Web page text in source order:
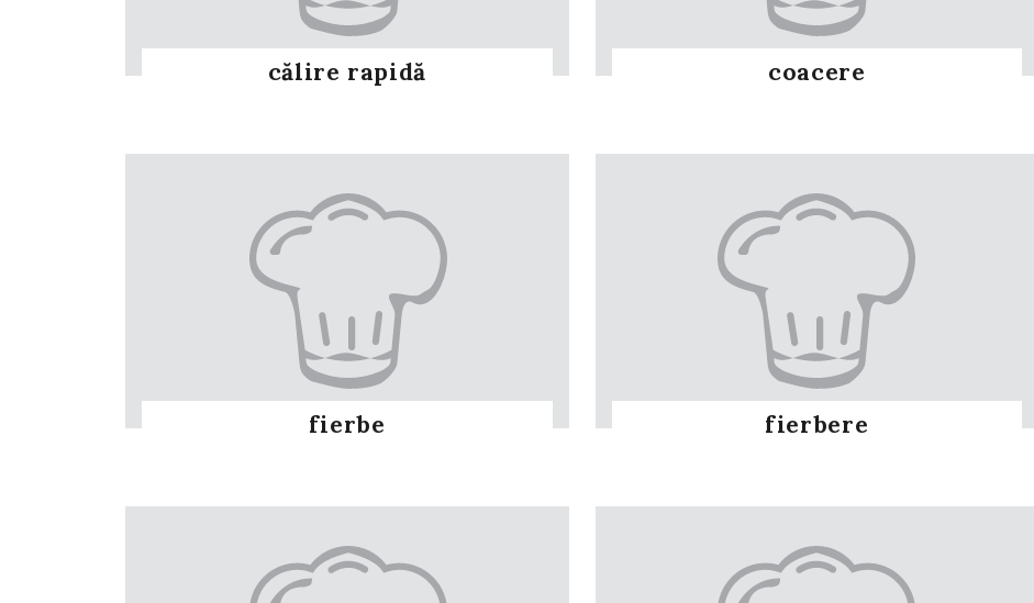
călire rapidă coacere
fierbe fierbere